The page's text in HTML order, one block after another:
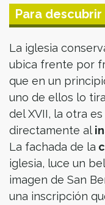
Para descubrir
La iglesia
ubica frente por
que en un
uno de ellos lo
del XVII, la otra
directamente al
La fachada de la
iglesia, luce un
imagen de San
una inscripción